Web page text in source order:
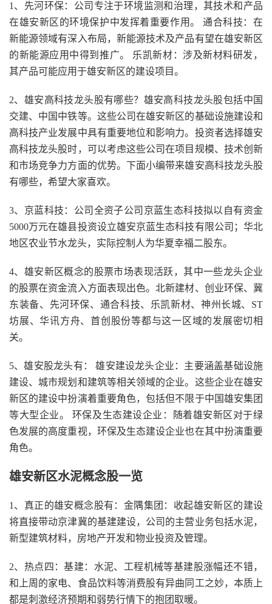
1、先河环保：公司专注于环境监测和治理，其技术和产品
在雄安新区的环境保护中发挥着重要作用。 通合科技：在
新能源领域有深入布局，新能源技术及产品有望在雄安新区
的新能源应用中得到推广。 乐凯新材：涉及新材料研发，
其产品可能应用于雄安新区的建设项目。
2、雄安高科技龙头股有哪些？雄安高科技龙头股包括中国
交建、中国中铁等。这些公司在雄安新区的基础设施建设和
高科技产业发展中具有重要地位和影响力。投资者选择雄安
高科技龙头股时，可以考虑这些公司在项目规模、技术创新
和市场竞争力方面的优势。下面小编带来雄安高科技龙头股
有哪些，希望大家喜欢。
3、京蓝科技：公司全资子公司京蓝生态科技拟以自有资金
5000万元在雄县投资设立雄安京蓝生态科技有限公司；华北
地区农业节水龙头，实际控制人为华夏幸福二股东。
4、雄安新区概念的股票市场表现活跃，其中一些龙头企业
的股票在资金流入方面表现出色。北新建材、创业环保、冀
东装备、先河环保、通合科技、乐凯新材、神州长城、ST
坊展、华讯方舟、首创股份等都与这一区域的发展密切相
关。
5、雄安股龙头有： 雄安建设龙头企业：主要涵盖基础设施
建设、城市规划和建筑等相关领域的企业。这些企业在雄安
新区的建设中扮演着重要角色，包括但不限于中国雄安集团
等大型企业。 环保及生态建设企业：随着雄安新区对于绿
色发展的高度重视，环保及生态建设企业也在其中扮演重要
角色。
雄安新区水泥概念股一览
1、真正的雄安概念股有：金隅集团：收起雄安新区的建设
将直接带动京津冀的基建建设，公司的主营业务包括水泥，
新型建筑材料，房地产开发和物业投资及管理。
2、热点四：基建：水泥、工程机械等基建股涨幅还不错，
和上周的家电、食品饮料等消费股有异曲同工之妙，本质上
都是刺激经济预期和弱势行情下的抱团取暖。